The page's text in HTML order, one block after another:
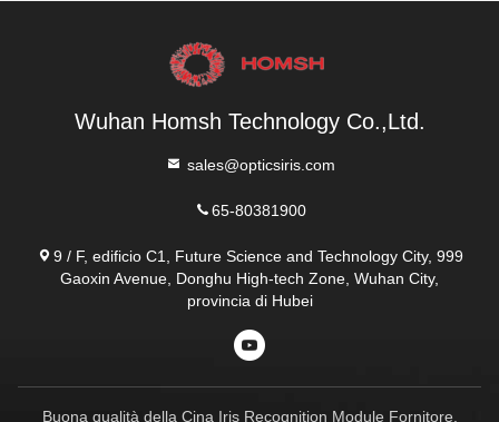
Wuhan Homsh Technology Co.,Ltd.
sales@opticsiris.com
65-80381900
9 / F, edificio C1, Future Science and Technology City, 999
Gaoxin Avenue, Donghu High-tech Zone, Wuhan City,
provincia di Hubei
Buona qualità della Cina Iris Recognition Module Fornitore.